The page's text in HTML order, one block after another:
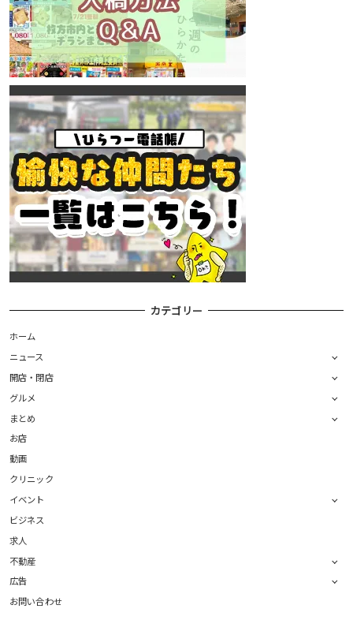
カテゴリー
ホーム
ニュース
開店・閉店
グルメ
まとめ
お店
動画
クリニック
イベント
ビジネス
求人
不動産
広告
お問い合わせ